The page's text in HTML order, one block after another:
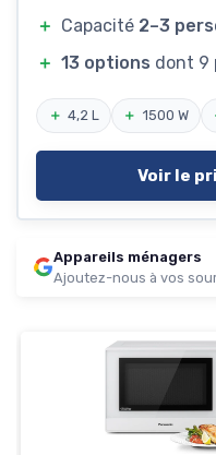
＋ Capacité 2–3
＋ 13 options dont 9
＋ 4,2 L ＋ 1500 W
Voir le
Appareils ménagers
Ajoutez-nous à vos